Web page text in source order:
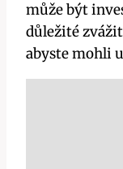
může být
důležité
abyste mohli